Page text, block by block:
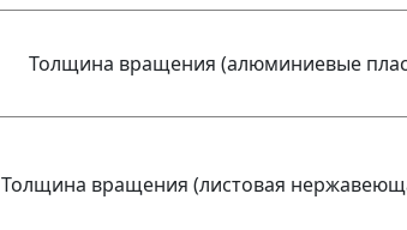
Толщина вращения (алюминиевые
Толщина вращения (листовая